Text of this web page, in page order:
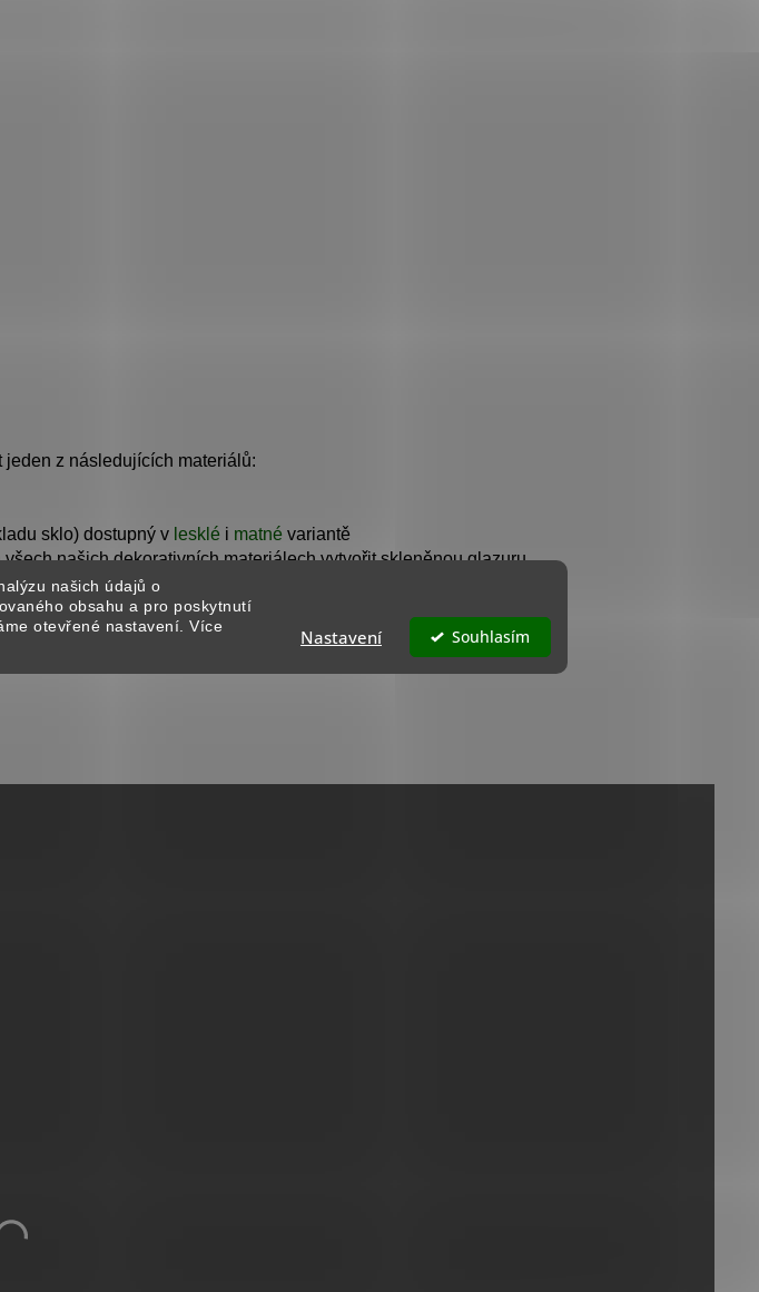
našich údajů o
obsahu a pro poskytnutí
otevřené nastavení. Více
Souhlasím
Nastavení
z následujících materiálů:
sklo) dostupný v lesklé i matné variantě
našich dekorativních materiálech vytvořit skleněnou glazuru.